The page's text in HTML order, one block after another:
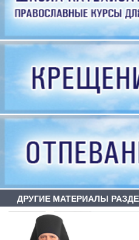
ДРУГИЕ МАТЕРИАЛЫ